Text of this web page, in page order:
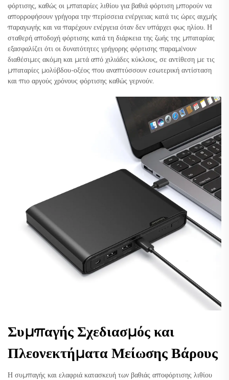
φόρτισης, καθώς οι μπαταρίες λιθίου για βαθιά φόρτιση μπορούν να
απορροφήσουν γρήγορα την περίσσεια ενέργειας κατά τις ώρες αιχμής
παραγωγής και να παρέχουν ενέργεια όταν δεν υπάρχει φως ηλίου. Η
σταθερή αποδοχή φόρτισης κατά τη διάρκεια της ζωής της μπαταρίας
εξασφαλίζει ότι οι δυνατότητες γρήγορης φόρτισης παραμένουν
διαθέσιμες ακόμη και μετά από χιλιάδες κύκλους, σε αντίθεση με τις
μπαταρίες μολύβδου-οξέος που αναπτύσσουν εσωτερική αντίσταση
και πιο αργούς χρόνους φόρτισης καθώς γερνούν.
Συμπαγής Σχεδιασμός και
Πλεονεκτήματα Μείωσης Βάρους
Η συμπαγής και ελαφριά κατασκευή των βαθιάς αποφόρτισης λιθίου